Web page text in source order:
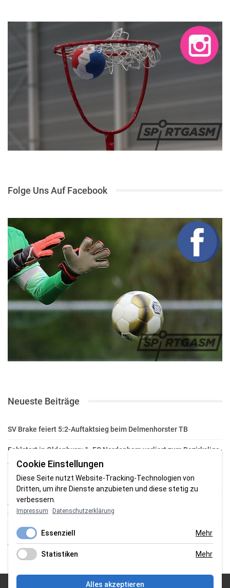
Folge Uns Auf Facebook
Neueste Beiträge
SV Brake feiert 5:2-Auftaktsieg beim Delmenhorster TB
Fehlstart in Oldenburg: 1. FC Nordenham verliert zum Bezirksliga-
Auftakt
Fußball in der Wesermarsch: Die Bilder vom Wochenende
Aufstieg geschafft: HSG-Unterweser-C-Jugend macht sich bereit
für die Oberliga
HSG Unterweser startet mit neuem Torwarttrainer in die
Vorbereitung
Cookie Einstellungen
Diese Seite nutzt Website-Tracking-Technologien von
Dritten, um ihre Dienste anzubieten und diese stetig zu
verbessern.
Impressum Datenschutzerklärung
Essenziell Mehr
Statistiken Mehr
Alles akzeptieren